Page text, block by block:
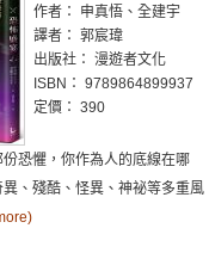
作者： 申真悟、全建宇
譯者： 郭宸瑋
出版社： 漫遊者文化
ISBN： 9789864899937
定價： 390
恐懼，你作為人的底線在哪
、殘酷、怪異、神祕等多重風